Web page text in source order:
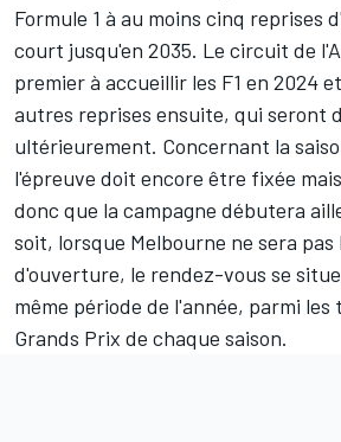
Formule 1 à au moins cinq reprises
court jusqu'en 2035. Le circuit de
premier à accueillir les F1 en 2024
autres reprises ensuite, qui seront
ultérieurement. Concernant la
l'épreuve doit encore être fixée
donc que la campagne débutera
soit, lorsque Melbourne ne sera pas
d'ouverture, le rendez-vous se
même période de l'année, parmi les
Grands Prix de chaque saison.